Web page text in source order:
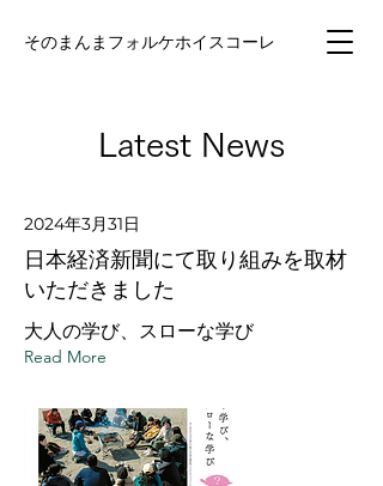
そのまんまフォルケホイスコーレ
Latest News
2024年3月31日
日本経済新聞にて取り組みを取材
いただきました
大人の学び、スローな学び
Read More